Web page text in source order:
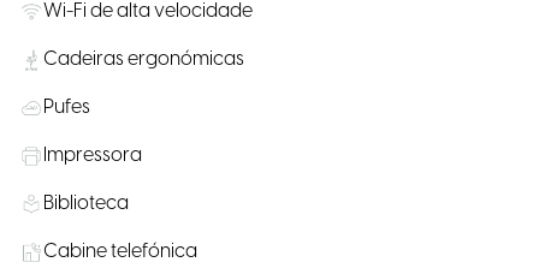
Wi-Fi de alta velocidade
Cadeiras ergonómicas
Pufes
Impressora
Biblioteca
Cabine telefónica